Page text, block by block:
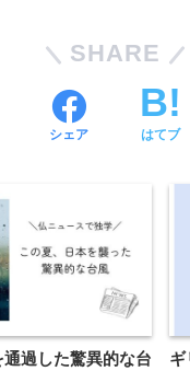
SHARE
シェア はてブ
過した驚異的な台
ギ